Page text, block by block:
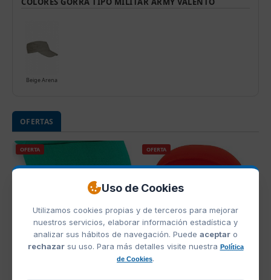
Uso de Cookies
Utilizamos cookies propias y de terceros para mejorar
nuestros servicios, elaborar información estadística y
analizar sus hábitos de navegación. Puede aceptar o
rechazarsu uso. Para más detalles visite nuestra Política
de Cookies.
Beige Arena
OFERTAS
OFERTA OFERTA
Ref. M3572